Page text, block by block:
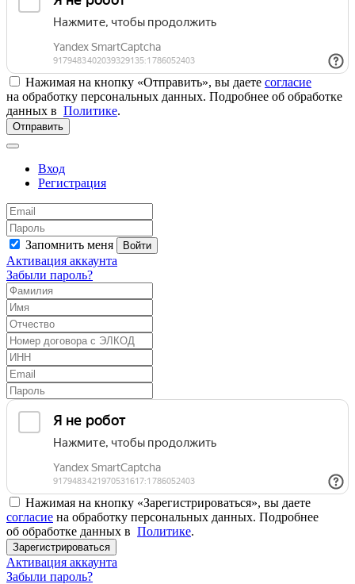
Нажимая на кнопку «Отправить», вы даете согласие
на обработку персональных данных. Подробнее об обработке
данных в Политике.
Отправить
Вход
Регистрация
Запомнить меня Войти
Активация аккаунта
Забыли пароль?
Нажимая на кнопку «Зарегистрироваться», вы даете
согласие на обработку персональных данных. Подробнее
об обработке данных в Политике.
Зарегистрироваться
Активация аккаунта
Забыли пароль?